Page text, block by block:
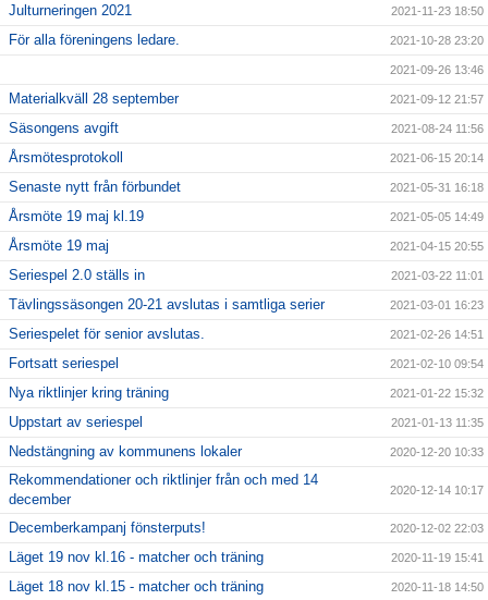
Julturneringen 2021 2021-11-23 18:50
För alla föreningens ledare. 2021-10-28 23:20
2021-09-26 13:46
Materialkväll 28 september 2021-09-12 21:57
Säsongens avgift 2021-08-24 11:56
Årsmötesprotokoll 2021-06-15 20:14
Senaste nytt från förbundet 2021-05-31 16:18
Årsmöte 19 maj kl.19 2021-05-05 14:49
Årsmöte 19 maj 2021-04-15 20:55
Seriespel 2.0 ställs in 2021-03-22 11:01
Tävlingssäsongen 20-21 avslutas i samtliga serier 2021-03-01 16:23
Seriespelet för senior avslutas. 2021-02-26 14:51
Fortsatt seriespel 2021-02-10 09:54
Nya riktlinjer kring träning 2021-01-22 15:32
Uppstart av seriespel 2021-01-13 11:35
Nedstängning av kommunens lokaler 2020-12-20 10:33
Rekommendationer och riktlinjer från och med 14
december
2020-12-14 10:17
Decemberkampanj fönsterputs! 2020-12-02 22:03
Läget 19 nov kl.16 - matcher och träning 2020-11-19 15:41
Läget 18 nov kl.15 - matcher och träning 2020-11-18 14:50